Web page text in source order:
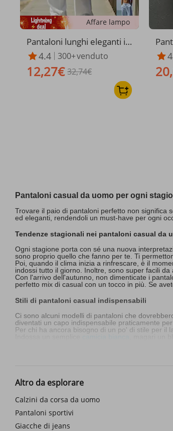
Affare lampo
Pantaloni lunghi eleganti in
tinta unita da uomo, in lino
traspirante, a gamba dritta,
a vita media, in stile americ
ano, casual
4.4 300+venduto
12,27€ 32,74€
con
ga
Pantaloni casual da uomo per ogni
Trovare il paio di pantaloni perfetto non significa
ed eleganti, rendendoli un must-have per ogni
Tendenze stagionali nei pantaloni casual da
Ogni stagione porta con sé una nuova
sono proprio quello che fanno per te. Ti
Poi, quando il clima inizia a rinfrescare, è il
indossi tutto il giorno. Inoltre, sono super facili da
Con l'arrivo dell'autunno, non dimenticate i
perfetto mix di casual con un tocco in più. Se
Stili di pantaloni casual indispensabili
Ci sono alcuni modelli di pantaloni che
diventati un capo indispensabile praticamente
Per chi ha ancora bisogno di un po' di stile per il
camicia bianca
Se cerchi qualcosa che sia funzionale per il
sentire come se fossi in una camicia di forza.
Ora, finita la giornata lavorativa, è il momento di
migliori scarpe da trail running
, otterrai
E non dimentichiamo i pantaloni cargo mimetici:
puoi portare tutto ciò di cui hai bisogno senza
Altro da esplorare
Calzini da corsa da uomo
Pantaloni sportivi
Giacche di jeans